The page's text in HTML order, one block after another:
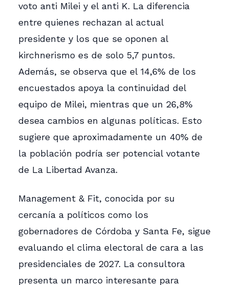
voto anti Milei y el anti K. La diferencia
entre quienes rechazan al actual
presidente y los que se oponen al
kirchnerismo es de solo 5,7 puntos.
Además, se observa que el 14,6% de los
encuestados apoya la continuidad del
equipo de Milei, mientras que un 26,8%
desea cambios en algunas políticas. Esto
sugiere que aproximadamente un 40% de
la población podría ser potencial votante
de La Libertad Avanza.
Management & Fit, conocida por su
cercanía a políticos como los
gobernadores de Córdoba y Santa Fe, sigue
evaluando el clima electoral de cara a las
presidenciales de 2027. La consultora
presenta un marco interesante para